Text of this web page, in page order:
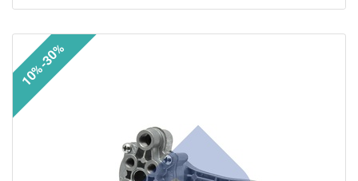
TRUCK|DAF|95XF|1997-2002
TRUCK|DAF|75CF|1998-2000
TRUCK|DAF|XF95|2002-2006
TRUCK|MERCEDES|Atego 2|2004-2021
TRUCK|MERCEDES|Axor 2|2004-2021
10%-30%